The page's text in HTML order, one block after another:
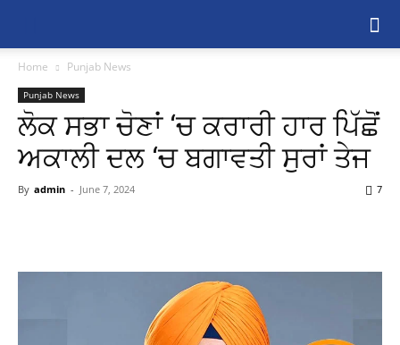
Home Punjab News
Punjab News
ਲੋਕ ਸਭਾ ਚੋਣਾਂ ‘ਚ ਕਰਾਰੀ ਹਾਰ ਪਿੱਛੋਂ
ਅਕਾਲੀ ਦਲ ‘ਚ ਬਗਾਵਤੀ ਸੁਰਾਂ ਤੇਜ
By admin - June 7, 2024 7